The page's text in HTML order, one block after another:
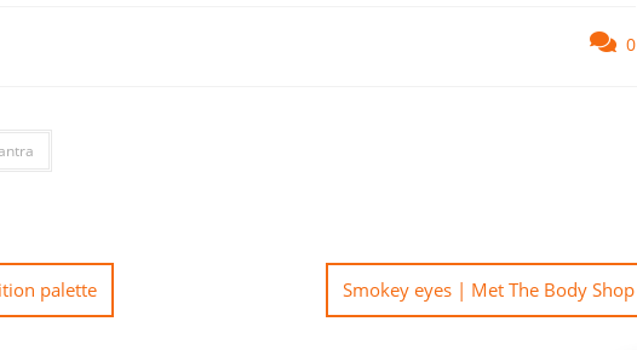
0
palette Smokey eyes | Met The Body Shop